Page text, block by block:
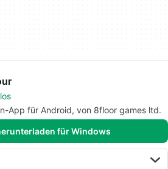
App für Android, von 8floor games ltd.
für Windows